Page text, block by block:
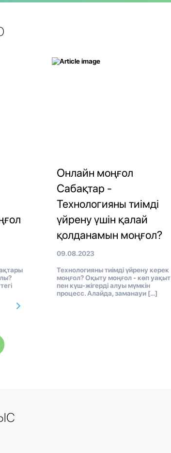
Онлайн моңғол
Сабақтар -
Технологияны тиімді
үйрену үшін қалай
қолданамын моңғол?
09.08.2023
Технологияны тиімді үйрену керек
моңғол? Оқыту моңғол - көп уақыт
пен күш-жігерді алуы мүмкін
процесс. Алайда, заманауи […]